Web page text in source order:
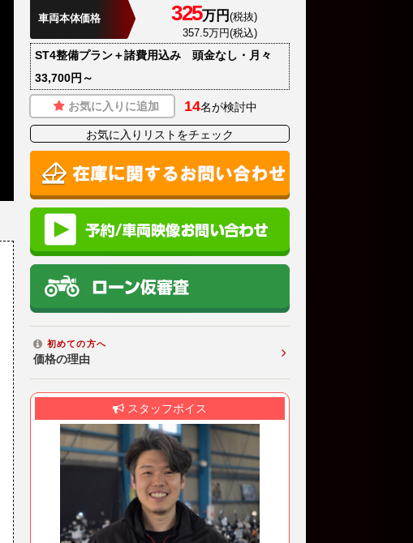
車両本体価格 325万円 (税抜)
357.5万円(税込)
ST4整備プラン＋諸費用込み 頭金なし・月々
33,700円～
お気に入りに追加 14名が検討中
お気に入りリストをチェック
初めての方へ
価格の理由
スタッフボイス